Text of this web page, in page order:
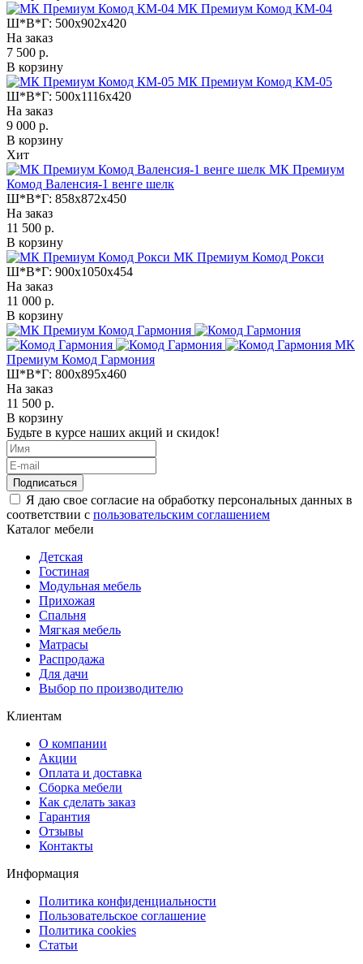
МК Премиум Комод КМ-04
Ш*В*Г: 500x902x420
На заказ
7 500 р.
В корзину
МК Премиум Комод КМ-05
Ш*В*Г: 500x1116x420
На заказ
9 000 р.
В корзину
Хит
МК Премиум
Комод Валенсия-1 венге шелк
Ш*В*Г: 858x872x450
На заказ
11 500 р.
В корзину
МК Премиум Комод Рокси
Ш*В*Г: 900x1050x454
На заказ
11 000 р.
В корзину
МК
Премиум Комод Гармония
Ш*В*Г: 800x895x460
На заказ
11 500 р.
В корзину
Будьте в курсе наших акций и скидок!
Подписаться
Я даю свое согласие на обработку персональных данных в
соответствии с пользовательским соглашением
Каталог мебели
Детская
Гостиная
Модульная мебель
Прихожая
Спальня
Мягкая мебель
Матрасы
Распродажа
Для дачи
Выбор по производителю
Клиентам
О компании
Акции
Оплата и доставка
Сборка мебели
Как сделать заказ
Гарантия
Отзывы
Контакты
Информация
Политика конфиденциальности
Пользовательское соглашение
Политика cookies
Статьи